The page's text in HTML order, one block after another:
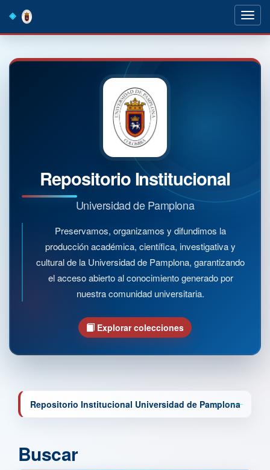
navigation
Repositorio Institucional
Universidad de Pamplona
Preservamos, organizamos y difundimos la
producción académica, científica, investigativa y
cultural de la Universidad de Pamplona, garantizando
el acceso abierto al conocimiento generado por
nuestra comunidad universitaria.
Explorar colecciones
Repositorio Institucional Universidad de Pamplona
Buscar